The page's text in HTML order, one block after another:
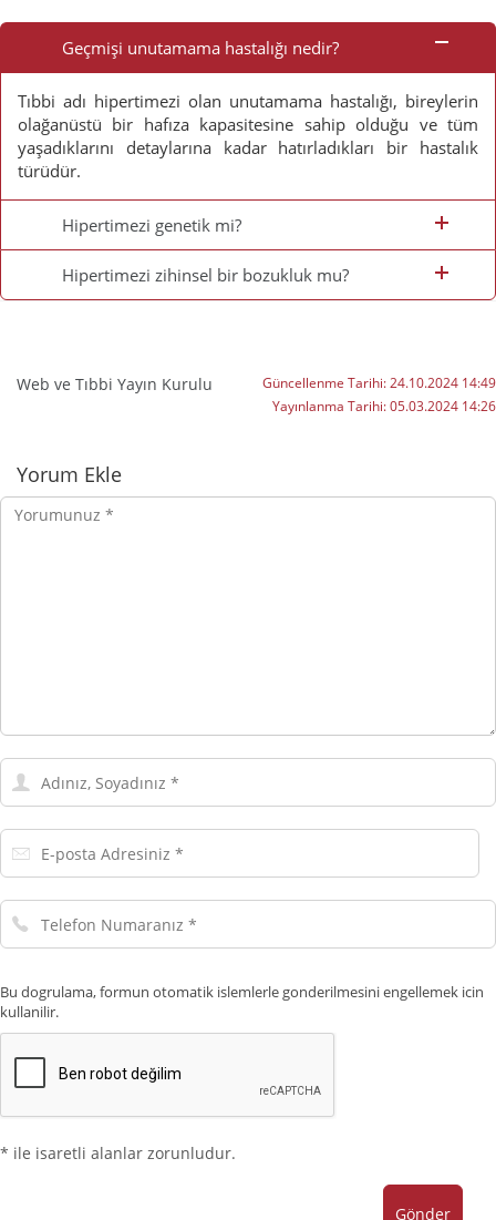
Sorulan
Sorular
Geçmişi unutamama hastalığı nedir?
Tıbbi adı hipertimezi olan unutamama hastalığı, bireylerin
olağanüstü bir hafıza kapasitesine sahip olduğu ve tüm
yaşadıklarını detaylarına kadar hatırladıkları bir hastalık
türüdür.
Hipertimezi genetik mi?
Hipertimezi zihinsel bir bozukluk mu?
Web ve Tıbbi Yayın Kurulu Güncellenme Tarihi:24.10.2024 14:49
Yayınlanma Tarihi:05.03.2024 14:26
Yorumlar
Yorum Ekle
Yorumunuz
Adınız,
Soyadınız
E-
posta
Telefon
Numaranız
Bu dogrulama, formun otomatik islemlerle gonderilmesini engellemek icin
kullanilir.
* ile isaretli alanlar zorunludur.
Gönder